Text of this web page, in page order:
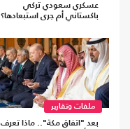
عسكري سعودي تركي
باكستاني أم جرى استبعادها؟
ملفات وتقارير
بعد "اتفاق مكة".. ماذا تعرف